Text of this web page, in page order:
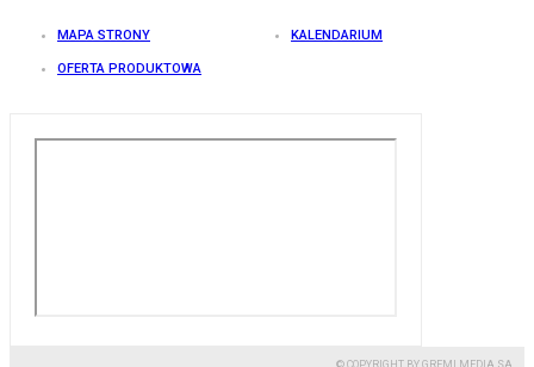
MAPA STRONY KALENDARIUM
OFERTA PRODUKTOWA